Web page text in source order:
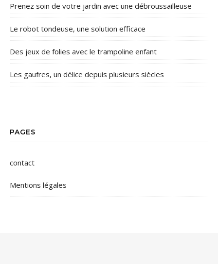
Prenez soin de votre jardin avec une débroussailleuse
Le robot tondeuse, une solution efficace
Des jeux de folies avec le trampoline enfant
Les gaufres, un délice depuis plusieurs siècles
PAGES
contact
Mentions légales